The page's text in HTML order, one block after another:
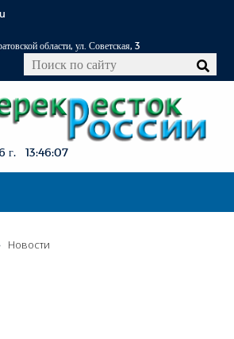
области, ул. Советская, 3
г. 13:46:08
Новости